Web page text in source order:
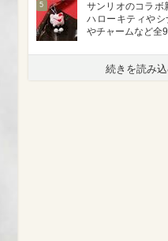
5
サンリオのコラボ
ハローキティや
やチャームなど全
続きを読み